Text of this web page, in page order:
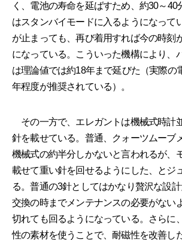
く、電池の寿命を延ばすため、約30～40
はスタンバイモードに入るようになって
が止まっても、再び着用すれば今の時刻
になっている。こういった機構により、
は理論値では約18年まで延びた（実際の
年程度が推奨されている）。
その一方で、エレガントは機械式時計
針を載せている。普通、クォーツムーブ
機械式の約半分しかないと言われるが、
載せて重い針を回せるようにした、とジ
る。普通の3針としてはかなり贅沢な設
交換の時までメンテナンスの必要がない
切れても回るようになっている。さらに
性の素材を使うことで、耐磁性を改善し